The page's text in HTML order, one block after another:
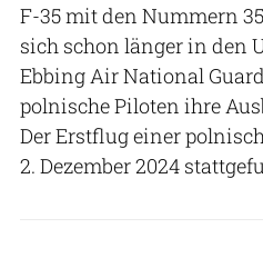
F-35 mit den Nummern
sich schon länger in den
Ebbing Air National
polnische Piloten ihre
Der Erstflug einer
2. Dezember 2024